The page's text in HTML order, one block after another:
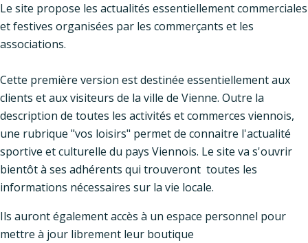
Le site propose les actualités essentiellement commerciales
et festives organisées par les commerçants et les
associations.
Cette première version est destinée essentiellement aux
clients et aux visiteurs de la ville de Vienne. Outre la
description de toutes les activités et commerces viennois,
une rubrique "vos loisirs" permet de connaitre l'actualité
sportive et culturelle du pays Viennois. Le site va s'ouvrir
bientôt à ses adhérents qui trouveront toutes les
informations nécessaires sur la vie locale.
Ils auront également accès à un espace personnel pour
mettre à jour librement leur boutique